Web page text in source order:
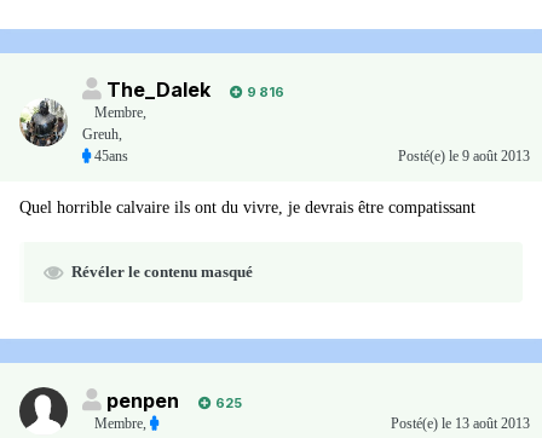
The_Dalek
9 816
Membre,
Greuh,
45ans
Posté(e) le 9 août 2013
Quel horrible calvaire ils ont du vivre, je devrais être compatissant
Révéler le contenu masqué
penpen
625
Membre, Posté(e) le 13 août 2013